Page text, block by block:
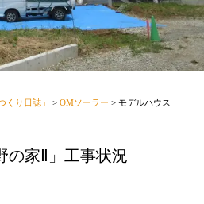
くり日誌」 >OMソーラー >モデルハウス
の家Ⅱ」工事状況